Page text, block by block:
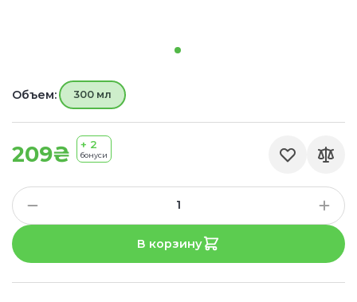
209₴ + 2
бонуси
Объем: 300 мл
В корзину